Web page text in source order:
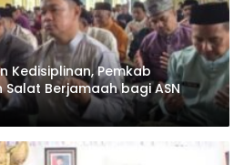
Kedisiplinan, Pemkab
Berjamaah bagi ASN